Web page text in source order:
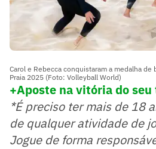
Carol e Rebecca conquistaram a medalha
Praia 2025 (Foto: Volleyball World)
+Aposte na vitória do
*É preciso ter mais de 18
de qualquer atividade de
Jogue de forma